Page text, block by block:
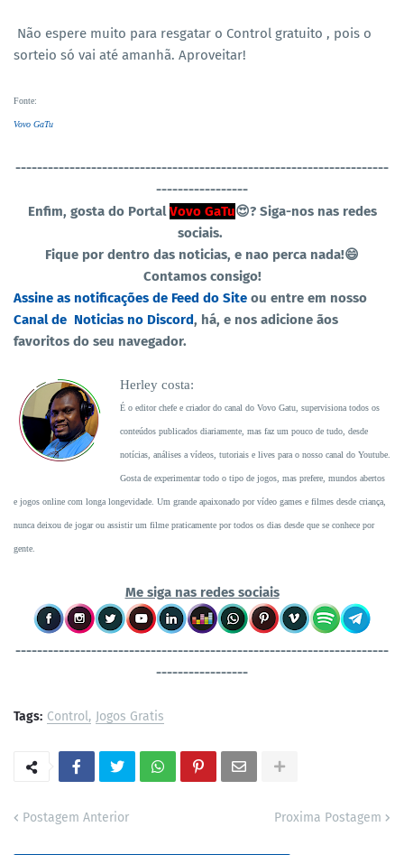
Não espere muito para resgatar o Control gratuito , pois o
sorteio só vai até amanhã. Aproveitar!
Fonte:
Vovo GaTu
---------------------------------------------------------------------
-----------------
Enfim, gosta do PortalVovo GaTu😍? Siga-nos nas redes
sociais.
Fique por dentro das noticias, e nao perca nada!😄
Contamos consigo!
Assine as notificações de Feed do Site ou entre em nosso
Canal de Noticias no Discord, há, e nos adicione ãos
favoritos do seu navegador.
Herley costa:
É o editor chefe e criador do canal do Vovo Gatu, supervisiona todos os
conteúdos publicados diariamente, mas faz um pouco de tudo, desde
notícias, análises a vídeos, tutoriais e lives para o nosso canal do Youtube.
Gosta de experimentar todo o tipo de jogos, mas prefere, mundos abertos
e jogos online com longa longevidade. Um grande apaixonado por vídeo games e filmes desde criança,
nunca deixou de jogar ou assistir um filme praticamente por todos os dias desde que se conhece por
gente.
Me siga nas redes sociais
---------------------------------------------------------------------
-----------------
Tags: Control Jogos Gratis
Postagem Anterior Proxima Postagem